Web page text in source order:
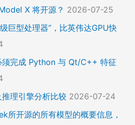
X 将开源？ 2026-07-25
巨型处理器”，比英伟达GPU快
须完成 Python 与 Qt/C++ 特征
理引擎分析比较 2026-07-24
所开源的所有模型的概要信息，